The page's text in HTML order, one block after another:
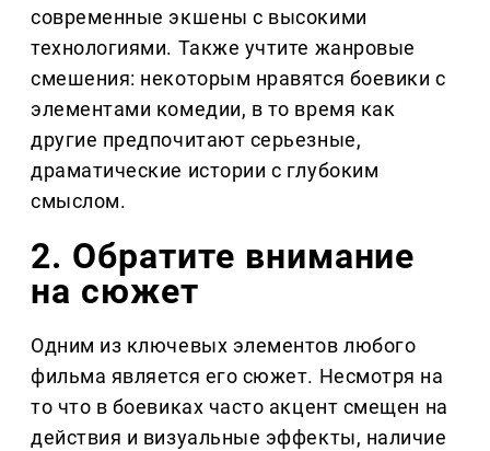
современные экшены с высокими
технологиями. Также учтите жанровые
смешения: некоторым нравятся боевики с
элементами комедии, в то время как
другие предпочитают серьезные,
драматические истории с глубоким
смыслом.
2. Обратите внимание
на сюжет
Одним из ключевых элементов любого
фильма является его сюжет. Несмотря на
то что в боевиках часто акцент смещен на
действия и визуальные эффекты, наличие